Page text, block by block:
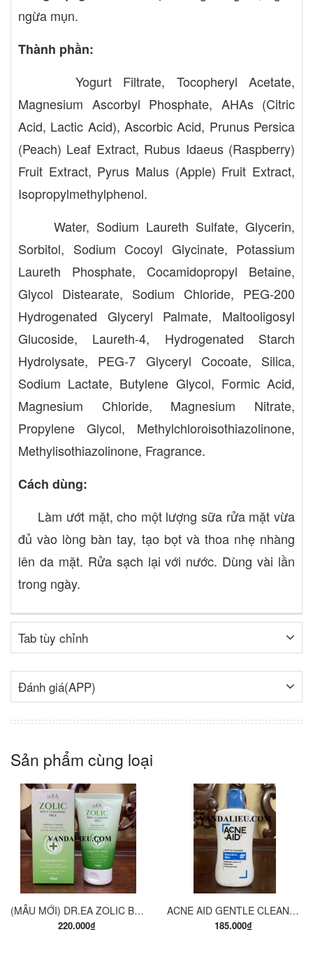
ngừa mụn.
Thành phần:
Yogurt Filtrate, Tocopheryl Acetate,
Magnesium Ascorbyl Phosphate, AHAs (Citric
Acid, Lactic Acid), Ascorbic Acid, Prunus Persica
(Peach) Leaf Extract, Rubus Idaeus (Raspberry)
Fruit Extract, Pyrus Malus (Apple) Fruit Extract,
Isopropylmethylphenol.
Water, Sodium Laureth Sulfate, Glycerin,
Sorbitol, Sodium Cocoyl Glycinate, Potassium
Laureth Phosphate, Cocamidopropyl Betaine,
Glycol Distearate, Sodium Chloride, PEG-200
Hydrogenated Glyceryl Palmate, Maltooligosyl
Glucoside, Laureth-4, Hydrogenated Starch
Hydrolysate, PEG-7 Glyceryl Cocoate, Silica,
Sodium Lactate, Butylene Glycol, Formic Acid,
Magnesium Chloride, Magnesium Nitrate,
Propylene Glycol, Methylchloroisothiazolinone,
Methylisothiazolinone, Fragrance.
Cách dùng:
Làm ướt mặt, cho một lượng sữa rửa mặt vừa
đủ vào lòng bàn tay, tạo bọt và thoa nhẹ nhàng
lên da mặt. Rửa sạch lại với nước. Dùng vài lần
trong ngày.
Tab tùy chỉnh
Đánh giá(APP)
Sản phẩm cùng loại
(MẪU MỚI) DR.EA ZOLIC BODY CLEANSING MILK 150ML. SỮA TẮM Y KHOA
220.000₫
ACNE AID GENTLE CLEANSER 100ML. SỮA RỬA MẶT THÍCH HỢP CHO DA NHỜN VÀ MỤN.
185.000₫